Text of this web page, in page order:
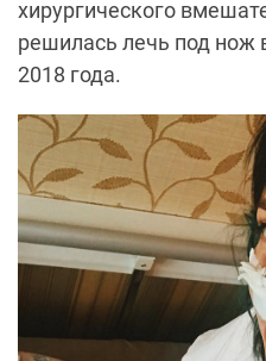
хирургического
решилась лечь под нож
2018 года.